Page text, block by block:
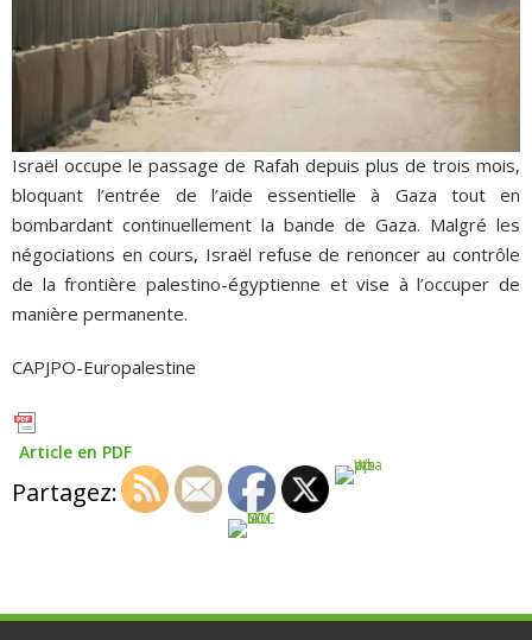
Israël occupe le passage de Rafah depuis plus de trois mois,
bloquant l’entrée de l’aide essentielle à Gaza tout en
bombardant continuellement la bande de Gaza. Malgré les
négociations en cours, Israël refuse de renoncer au contrôle
de la frontière palestino-égyptienne et vise à l’occuper de
manière permanente.
CAPJPO-Europalestine
Article en PDF
Partagez: